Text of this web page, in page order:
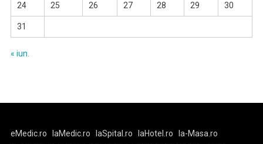
24 25 26 27 28 29 30
31
« iun.
eMedic.ro laMedic.ro laSpital.ro laHotel.ro
la-Masa.ro